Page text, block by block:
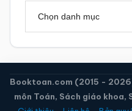
Booktoan.com (2015 -
môn Toán, Sách giáo khoa,